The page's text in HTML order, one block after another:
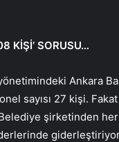
KİŞİ’ SORUSU…
Ankara
sayısı 27 kişi.
şirketinden